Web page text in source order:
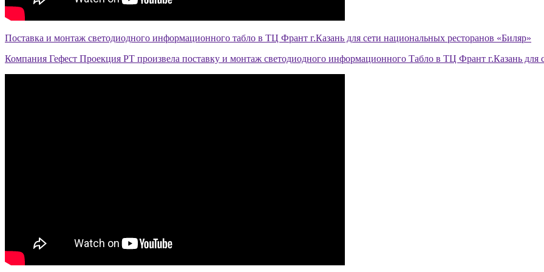
Поставка и монтаж светодиодного информационного табло в ТЦ Франт г.Казань для сети национальных ресторанов «Биляр»
Компания Гефест Проекция РТ произвела поставку и монтаж светодиодного информационного Табло в ТЦ Франт г.Казань для